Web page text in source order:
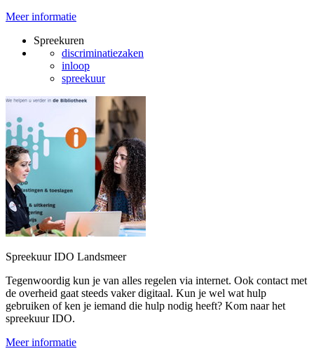
Meer informatie
Spreekuren
discriminatiezaken
inloop
spreekuur
Spreekuur IDO Landsmeer
Tegenwoordig kun je van alles regelen via internet. Ook contact met
de overheid gaat steeds vaker digitaal. Kun je wel wat hulp
gebruiken of ken je iemand die hulp nodig heeft? Kom naar het
spreekuur IDO.
Meer informatie